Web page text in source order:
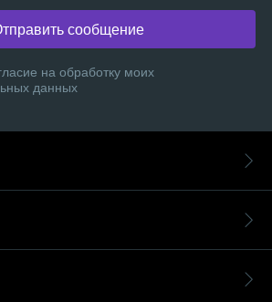
сообщение
на обработку моих
данных